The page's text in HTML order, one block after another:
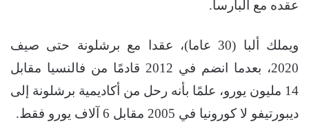
عقده مع البارسا.
ويملك ألبا (30 عاما)، عقدا مع برشلونة حتى صيف
2020، بعدما انضم في 2012 قادمًا من فالنسيا مقابل
14 مليون يورو، علمًا بأنه رحل من أكاديمية برشلونة إلى
ديبورتيفو لا كورونيا في 2005 مقابل 6 آلاف يورو فقط.